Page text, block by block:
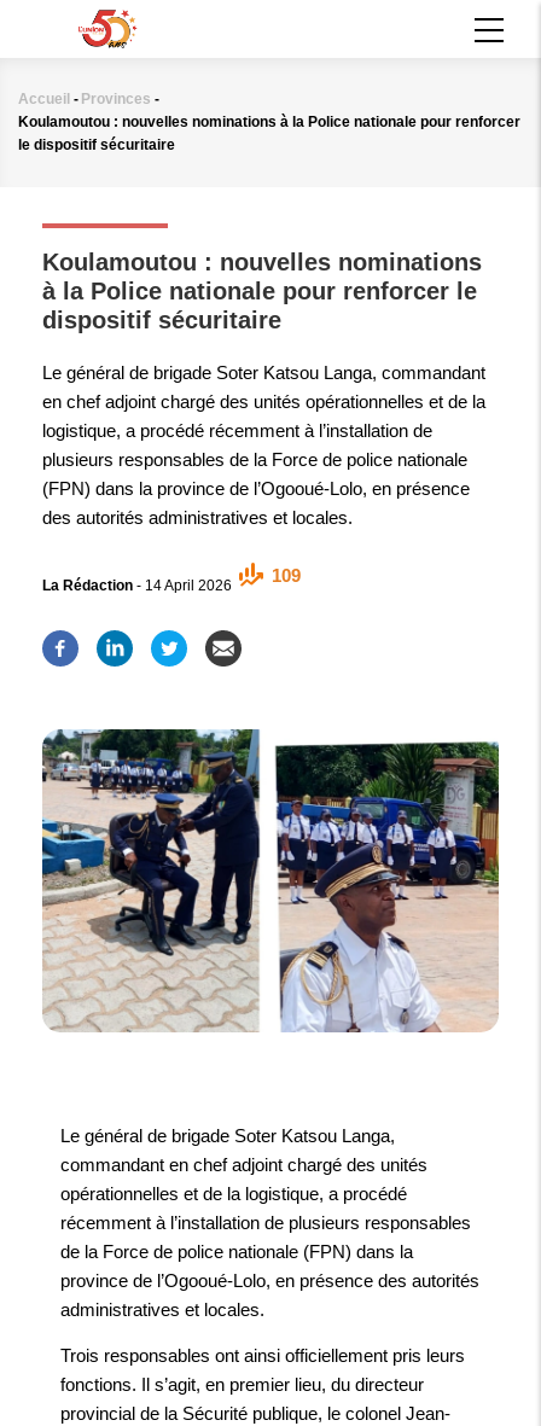
principal
Fil
d'Ariane
Accueil - Provinces -
Koulamoutou : nouvelles nominations à la Police nationale pour renforcer
le dispositif sécuritaire
Koulamoutou : nouvelles nominations
à la Police nationale pour renforcer le
dispositif sécuritaire
Le général de brigade Soter Katsou Langa, commandant
en chef adjoint chargé des unités opérationnelles et de la
logistique, a procédé récemment à l’installation de
plusieurs responsables de la Force de police nationale
(FPN) dans la province de l’Ogooué-Lolo, en présence
des autorités administratives et locales.
La Rédaction - 14 April 2026
109
Le général de brigade Soter Katsou Langa,
commandant en chef adjoint chargé des unités
opérationnelles et de la logistique, a procédé
récemment à l’installation de plusieurs responsables
de la Force de police nationale (FPN) dans la
province de l’Ogooué-Lolo, en présence des autorités
administratives et locales.
Trois responsables ont ainsi officiellement pris leurs
fonctions. Il s’agit, en premier lieu, du directeur
provincial de la Sécurité publique, le colonel Jean-